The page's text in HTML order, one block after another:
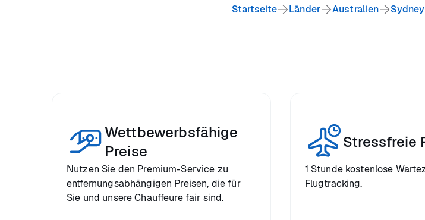
Startseite Länder Australien Sydney
Wettbewerbsfähige
Preise
Nutzen Sie den Premium-Service zu
entfernungsabhängigen Preisen, die für
Sie und unsere Chauffeure fair sind.
Stressfreie
1 Stunde kostenlose
Flugtracking.